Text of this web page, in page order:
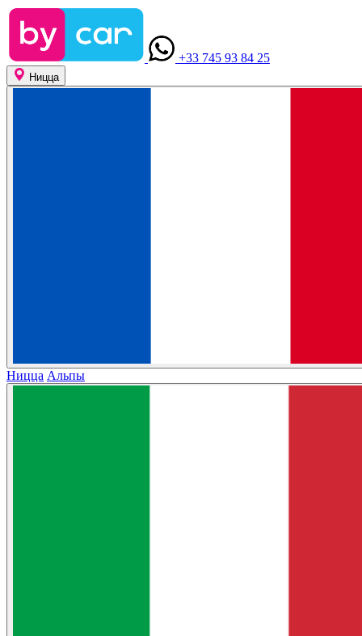
+33 745 93 84 25
Ницца
Ницца Альпы